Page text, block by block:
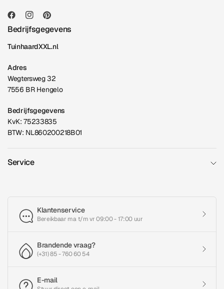
Bedrijfsgegevens
TuinhaardXXL.nl
Adres
Wegtersweg 32
7556 BR Hengelo
Bedrijfsgegevens
KvK: 75233835
BTW: NL860200218B01
Service
Klantenservice
Bereikbaar ma t/m vr 09:00 - 17:00 uur
Brandende vraag?
(+31) 85 - 760 60 54
E-mail